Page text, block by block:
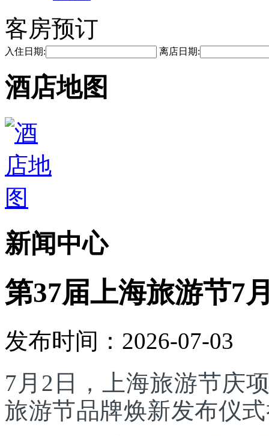
客房预订
入住日期: 离店日期:
酒店地图
新闻中心
第37届上海旅游节7
发布时间：2026-07-03
7月2日，上海旅游节庆
旅游节品牌焕新发布仪